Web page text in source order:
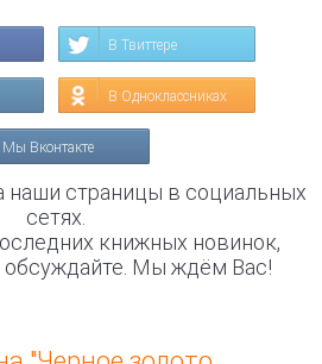
В Твиттере
В Одноклассниках
Мы Вконтакте
наши страницы в социальных
сетях.
книжных новинок,
обсуждайте. Мы ждём Вас!